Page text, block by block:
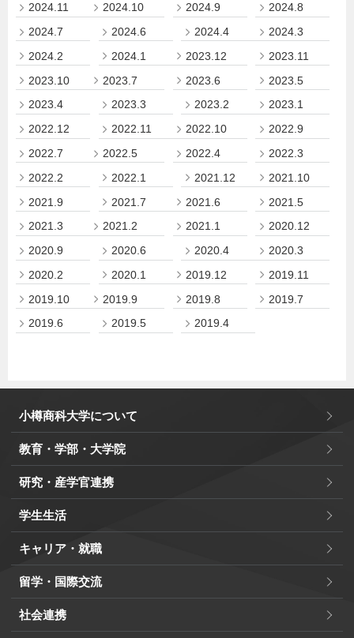
2024.11
2024.10 2024.9
2024.8
2024.7
2024.6 2024.4
2024.3
2024.2
2024.1 2023.12
2023.11
2023.10
2023.7 2023.6
2023.5
2023.4
2023.3 2023.2
2023.1
2022.12
2022.11 2022.10
2022.9
2022.7
2022.5 2022.4
2022.3
2022.2
2022.1 2021.12
2021.10
2021.9
2021.7 2021.6
2021.5
2021.3
2021.2 2021.1
2020.12
2020.9
2020.6 2020.4
2020.3
2020.2
2020.1 2019.12
2019.11
2019.10
2019.9 2019.8
2019.7
2019.6
2019.5 2019.4
小樽商科大学について
教育・学部・大学院
研究・産学官連携
学生生活
キャリア・就職
留学・国際交流
社会連携